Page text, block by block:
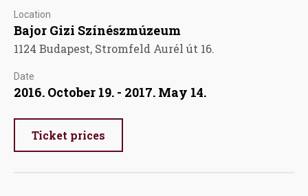
Location
Bajor Gizi Színészmúzeum
1124 Budapest, Stromfeld Aurél út 16.
Date
2016. October 19. - 2017. May 14.
Ticket prices